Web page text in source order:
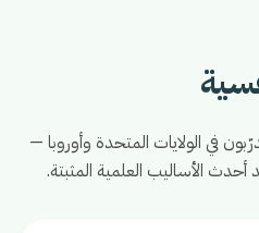
في الولايات المتحدة وأوروبا —
أحدث الأساليب العلمية المثبتة.